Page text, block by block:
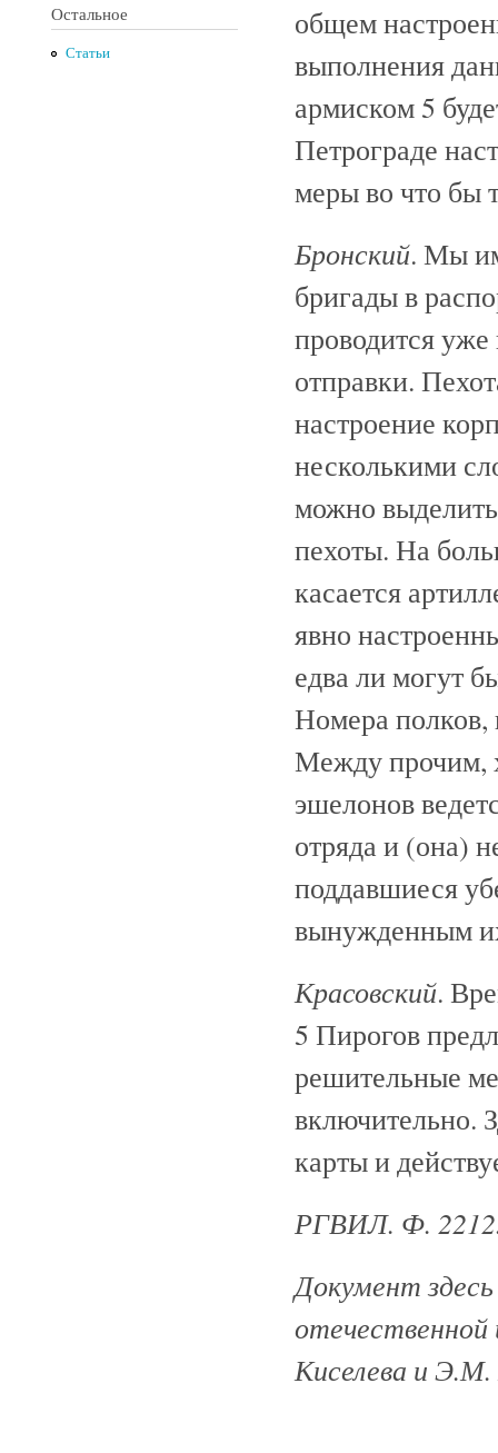
Остальное
Статьи
общем
выполнения
армиском 5
Петрограде
меры во что бы
Бронский. Мы
бригады в
проводится
отправки.
настроение
несколькими
можно
пехоты. На
касается
явно
едва ли могут
Номера
Между прочим,
эшелонов
отряда и (она)
поддавшиеся
вынужденным
Красовский.
5 Пирогов
решительные
включительно.
карты и
РГВИЛ. Ф. 2212.
Документ
Киселева и